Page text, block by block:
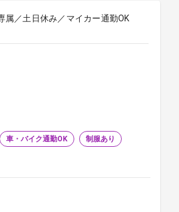
／土日休み／マイカー通勤OK
車・バイク通勤OK 制服あり